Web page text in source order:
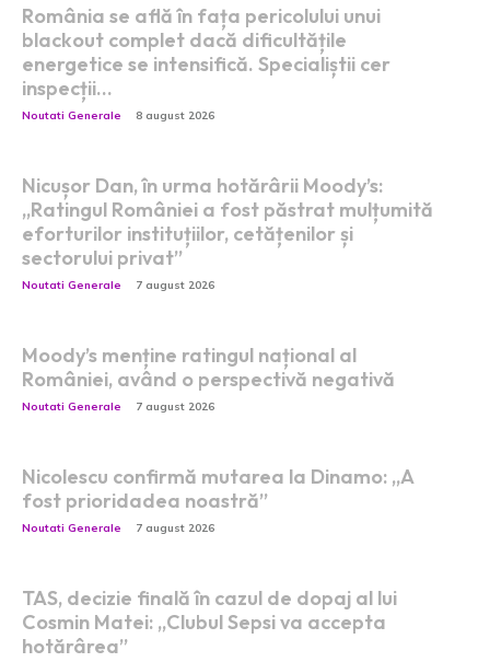
România se află în fața pericolului unui
blackout complet dacă dificultățile
energetice se intensifică. Specialiștii cer
inspecții…
Noutati Generale 8 august 2026
Nicușor Dan, în urma hotărârii Moody’s:
„Ratingul României a fost păstrat mulțumită
eforturilor instituțiilor, cetățenilor și
sectorului privat”
Noutati Generale 7 august 2026
Moody’s menține ratingul național al
României, având o perspectivă negativă
Noutati Generale 7 august 2026
Nicolescu confirmă mutarea la Dinamo: „A
fost prioridadea noastră”
Noutati Generale 7 august 2026
TAS, decizie finală în cazul de dopaj al lui
Cosmin Matei: „Clubul Sepsi va accepta
hotărârea”